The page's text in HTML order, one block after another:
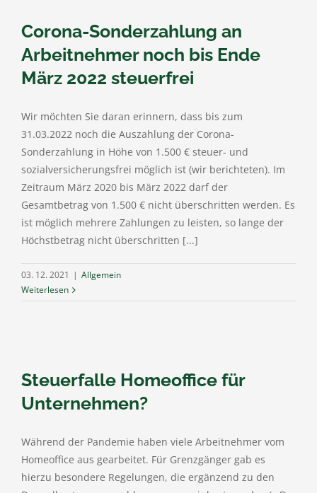
Corona-Sonderzahlung an
Arbeitnehmer noch bis Ende
März 2022 steuerfrei
Wir möchten Sie daran erinnern, dass bis zum
31.03.2022 noch die Auszahlung der Corona-
Sonderzahlung in Höhe von 1.500 € steuer- und
sozialversicherungsfrei möglich ist (wir berichteten). Im
Zeitraum März 2020 bis März 2022 darf der
Gesamtbetrag von 1.500 € nicht überschritten werden. Es
ist möglich mehrere Zahlungen zu leisten, so lange der
Höchstbetrag nicht überschritten [...]
03. 12. 2021 | Allgemein
Weiterlesen
Steuerfalle Homeoffice für
Unternehmen?
Während der Pandemie haben viele Arbeitnehmer vom
Homeoffice aus gearbeitet. Für Grenzgänger gab es
hierzu besondere Regelungen, die ergänzend zu den